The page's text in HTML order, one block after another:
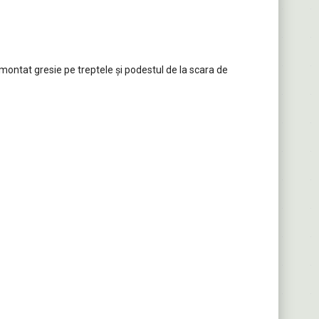
gresie pe treptele și podestul de la scara de